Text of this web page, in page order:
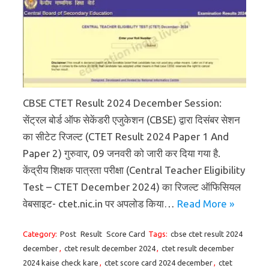
CBSE CTET Result 2024 December Session:
सेंट्रल बोर्ड ऑफ सेकेंडरी एजुकेशन (CBSE) द्वारा दिसंबर सेशन
का सीटेट रिजल्ट (CTET Result 2024 Paper 1 And
Paper 2) गुरुवार, 09 जनवरी को जारी कर दिया गया है.
केंद्रीय शिक्षक पात्रता परीक्षा (Central Teacher Eligibility
Test – CTET December 2024) का रिजल्ट ऑफिसियल
वेबसाइट- ctet.nic.in पर अपलोड किया… Read More »
Category: Post Result Score Card Tags: cbse ctet result 2024
december, ctet result december 2024, ctet result december
2024 kaise check kare , ctet score card 2024 december, ctet